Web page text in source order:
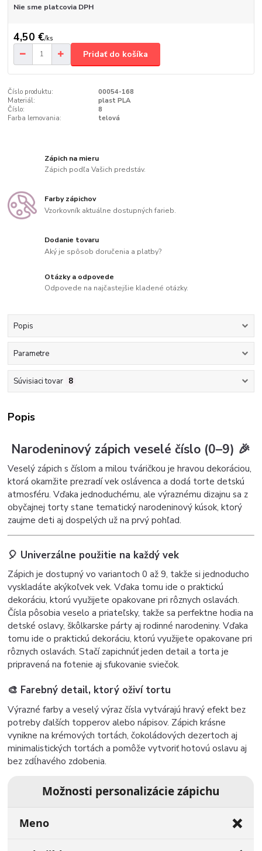
Nie sme platcovia DPH
4,50 €/ks
Pridať do košíka
Číslo produktu:
00054-168
Materiál:
plast PLA
Číslo:
8
Farba lemovania:
telová
Zápich na mieru
Zápich podľa Vašich predstáv.
Farby zápichov
Vzorkovník aktuálne dostupných farieb.
Dodanie tovaru
Aký je spôsob doručenia a platby?
Otázky a odpovede
Odpovede na najčastejšie kladené otázky.
Popis
Parametre
Súvisiaci tovar 8
Popis
Narodeninový zápich veselé číslo (0–9) 🎉
Veselý zápich s číslom a milou tváričkou je hravou dekoráciou,
ktorá okamžite prezradí vek oslávenca a dodá torte detskú
atmosféru. Vďaka jednoduchému, ale výraznému dizajnu sa z
obyčajnej torty stane tematický narodeninový kúsok, ktorý
zaujme deti aj dospelých už na prvý pohľad.
🎈 Univerzálne použitie na každý vek
Zápich je dostupný vo variantoch 0 až 9, takže si jednoducho
vyskladáte akýkoľvek vek. Vďaka tomu ide o praktickú
dekoráciu, ktorú využijete opakovane pri rôznych oslavách.
Čísla pôsobia veselo a priateľsky, takže sa perfektne hodia na
detské oslavy, škôlkarske párty aj rodinné narodeniny. Vďaka
tomu ide o praktickú dekoráciu, ktorú využijete opakovane pri
rôznych oslavách. Stačí zapichnúť jeden detail a torta je
pripravená na fotenie aj sfukovanie sviečok.
🎨 Farebný detail, ktorý oživí tortu
Výrazné farby a veselý výraz čísla vytvárajú hravý efekt bez
potreby ďalších topperov alebo nápisov. Zápich krásne
vynikne na krémových tortách, čokoládových dezertoch aj
minimalistických tortách a pomôže vytvoriť hotovú oslavu aj
bez zdĺhavého zdobenia.
Možnosti personalizácie zápichu
Meno ❌